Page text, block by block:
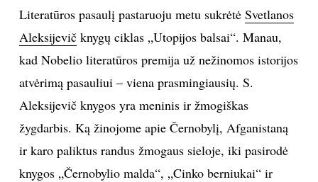
Literatūros pasaulį pastaruoju metu sukrėtė Svetlanos
Aleksijevičknygų ciklas „Utopijos balsai“. Manau,
kad Nobelio literatūros premija už nežinomos istorijos
atvėrimą pasauliui – viena prasmingiausių. S.
Aleksijevič knygos yra meninis ir žmogiškas
žygdarbis. Ką žinojome apie Černobylį, Afganistaną
ir karo paliktus randus žmogaus sieloje, iki pasirodė
knygos „Černobylio malda“, „Cinko berniukai“ ir